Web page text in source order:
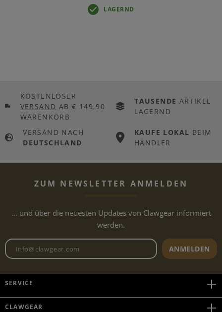
LAGERND
KOSTENLOSER
VERSAND AB € 149,90
WARENKORB
TAUSENDE ARTIKEL
LAGERND
VERSAND NACH
DEUTSCHLAND
KAUFE LOKAL BEIM
HÄNDLER
ZUM NEWSLETTER ANMELDEN
... und über die neuesten Updates von Clawgear informiert
werden.
Newsletter E-Mail-Adresse
ANMELDEN
SERVICE
CLAWGEAR